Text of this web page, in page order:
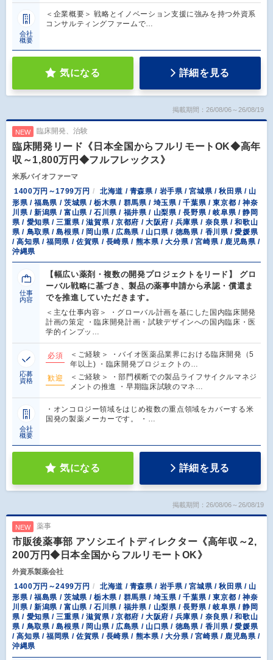
会社
概要
＜企業概要＞ 戦略とイノベーション支援に強みを持つ外資系
コンサルティングファームで…
気になる 詳細を見る
掲載期間：26/08/06～26/08/19
NEW 臨床開発、治験
臨床開発リード《日本全国からフルリモートOK◆高年
収～1,800万円◆フルフレックス》
米系バイオファーマ
1400万円～1799万円
北海道 / 青森県 / 岩手県 / 宮城県 / 秋田県 / 山
形県 / 福島県 / 茨城県 / 栃木県 / 群馬県 / 埼玉県 / 千葉県 / 東京都 / 神奈
川県 / 新潟県 / 富山県 / 石川県 / 福井県 / 山梨県 / 長野県 / 岐阜県 / 静岡
県 / 愛知県 / 三重県 / 滋賀県 / 京都府 / 大阪府 / 兵庫県 / 奈良県 / 和歌山
県 / 鳥取県 / 島根県 / 岡山県 / 広島県 / 山口県 / 徳島県 / 香川県 / 愛媛県
/ 高知県 / 福岡県 / 佐賀県 / 長崎県 / 熊本県 / 大分県 / 宮崎県 / 鹿児島県 /
沖縄県
仕事
内容
【幅広い薬剤・複数の開発プロジェクトをリード】 グロ
ーバル戦略に基づき、製品の薬事申請から承認・償還ま
でを推進していただきます。
＜主な仕事内容＞ ・グローバル計画を基にした国内臨床開発
計画の策定 ・臨床開発計画・試験デザインへの国内臨床・医
学的インプッ…
応募
資格
必須
＜ご経験＞ ・バイオ医薬品業界における臨床開発（5
年以上) ・臨床開発プロジェクトの…
歓迎
＜ご経験＞ ・部門横断での製品ライフサイクルマネジ
メントの推進 ・早期臨床試験のマネ…
会社
概要
・オンコロジー領域をはじめ複数の重点領域をカバーする米
国発の製薬メーカーです。 ・…
気になる 詳細を見る
掲載期間：26/08/06～26/08/19
NEW 薬事
市販後薬事部 アソシエイトディレクター《高年収～2,
200万円◆日本全国からフルリモートOK》
外資系製薬会社
1400万円～2499万円
北海道 / 青森県 / 岩手県 / 宮城県 / 秋田県 / 山
形県 / 福島県 / 茨城県 / 栃木県 / 群馬県 / 埼玉県 / 千葉県 / 東京都 / 神奈
川県 / 新潟県 / 富山県 / 石川県 / 福井県 / 山梨県 / 長野県 / 岐阜県 / 静岡
県 / 愛知県 / 三重県 / 滋賀県 / 京都府 / 大阪府 / 兵庫県 / 奈良県 / 和歌山
県 / 鳥取県 / 島根県 / 岡山県 / 広島県 / 山口県 / 徳島県 / 香川県 / 愛媛県
/ 高知県 / 福岡県 / 佐賀県 / 長崎県 / 熊本県 / 大分県 / 宮崎県 / 鹿児島県 /
沖縄県